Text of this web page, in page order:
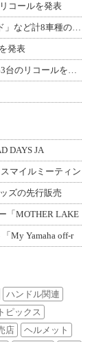
コールを発表
【ハーレー】「スポーツスターS」「ロードグライド」など計8車種のリコールを発表
発表
【トライアンフ】ボンネビル T100 など6車種計3,753台のリコールを発表
DAYS JA
マイルミーティン
ズの先行販売
「MOTHER LAKE
My Yamaha off-r
ハンドル関連
トピックス
店
ヘルメット